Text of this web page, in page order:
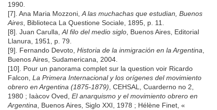
1990.
[7]. Ana Maria Mozzoni, A las muchachas que estudian, Buenos
Aires , Biblioteca La Questione Sociale, 1895, p. 11.
[8]. Juan Carulla, Al filo del medio siglo , Buenos Aires, Editorial
Llanura, 1951, p. 79.
[9]. Fernando Devoto, Historia de la inmigración en la Argentina
Buenos Aires, Sudamericana, 2004.
[10]. Pour un panorama complet sur la question voir Ricardo
Falcon, La Primera Internacional y los orígenes del movimiento
obrero en Argentina (1875-1879) , CEHSAL, Cuarderno no 2,
1980 ; Iaàcov Oved, El anarquismo y el movimiento obrero en
Argentina , Buenos Aires, Siglo XXI, 1978 ; Hélène Finet, «